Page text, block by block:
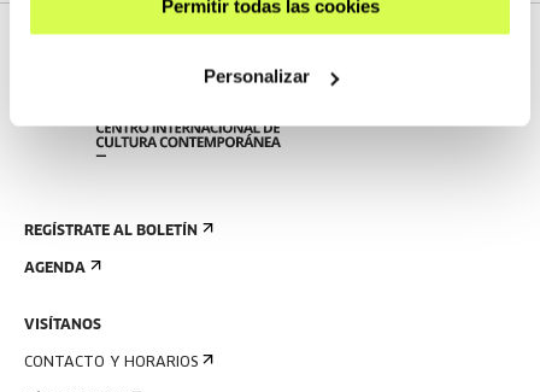
Permitir todas las cookies
Personalizar
REGÍSTRATE AL BOLETÍN
AGENDA
VISÍTANOS
CONTACTO Y HORARIOS